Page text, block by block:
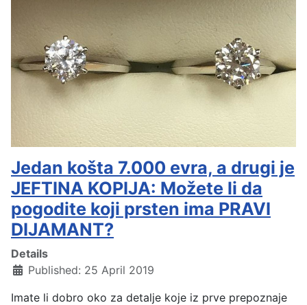
Jedan košta 7.000 evra, a drugi je
JEFTINA KOPIJA: Možete li da
pogodite koji prsten ima PRAVI
DIJAMANT?
Details
Published: 25 April 2019
Imate li dobro oko za detalje koje iz prve prepoznaje